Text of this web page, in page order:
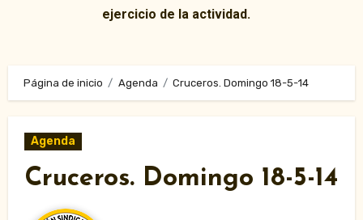
ejercicio de la actividad.
Página de inicio Agenda Cruceros. Domingo 18-5-14
Agenda
Cruceros. Domingo 18-5-14